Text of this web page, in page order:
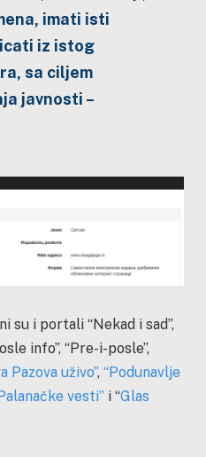
imati isti
iz istog
sa ciljem
javnosti –
su i portali “Nekad i sad”,
info”, “Pre-i-posle”,
Pazova uživo”, “Podunavlje
vesti” i “Glas